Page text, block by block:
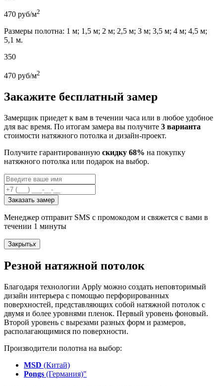
470 руб/м2
Размеры полотна: 1 м; 1,5 м; 2 м; 2,5 м; 3 м; 3,5 м; 4 м; 4,5 м;
5,1 м.
350
470 руб/м2
Закажите бесплатный замер
Замерщик приедет к вам в течении часа или в любое удобное
для вас время. По итогам замера вы получите 3 варианта
стоимости натяжного потолка и дизайн-проект.
Получите гарантированную скидку 68% на покупку
натяжного потолка или подарок на выбор.
Заказать замер
Менеджер отправит SMS с промокодом и свяжется с вами в
течении 1 минуты
Закрытьx
Резной натяжной потолок
Благодаря технологии Apply можно создать неповторимый
дизайн интерьера с помощью перфорированных
поверхностей, представляющих собой натяжной потолок с
двумя и более уровнями пленок. Первый уровень фоновый.
Второй уровень с вырезами разных форм и размеров,
располагающимися по поверхности.
Производители полотна на выбор:
MSD (Китай)
Pongs (Германия)"